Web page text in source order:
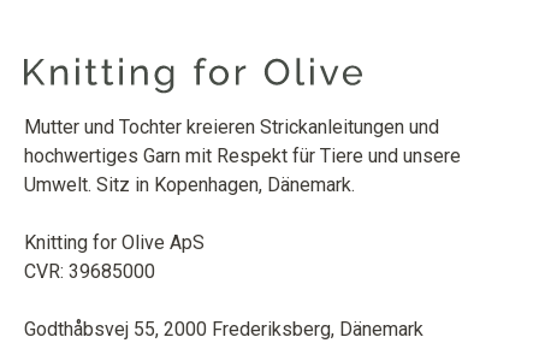
Mutter und Tochter kreieren Strickanleitungen und
hochwertiges Garn mit Respekt für Tiere und unsere
Umwelt. Sitz in Kopenhagen, Dänemark.
Knitting for Olive ApS
CVR: 39685000
Godthåbsvej 55, 2000 Frederiksberg, Dänemark